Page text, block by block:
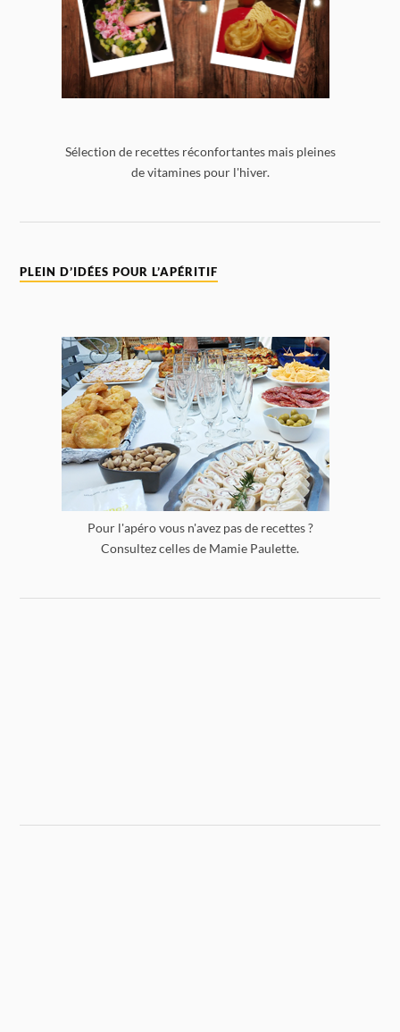
Sélection de recettes réconfortantes mais pleines
de vitamines pour l'hiver.
PLEIN D’IDÉES POUR L’APÉRITIF
Pour l'apéro vous n'avez pas de recettes ?
Consultez celles de Mamie Paulette.